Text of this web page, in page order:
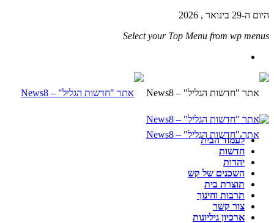
היום ה-29 בינואר , 2026
Select your Top Menu from wp menus
לעמוד הבית
חדשות
יהדות
השכנים של קש
תוצרת בית
תרבות וחינוך
צור קשר
ארכיון גיליונות